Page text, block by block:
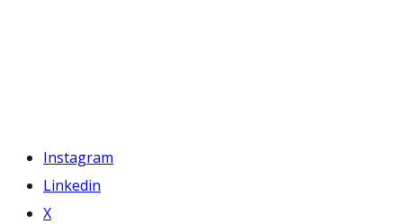
Instagram
Linkedin
X